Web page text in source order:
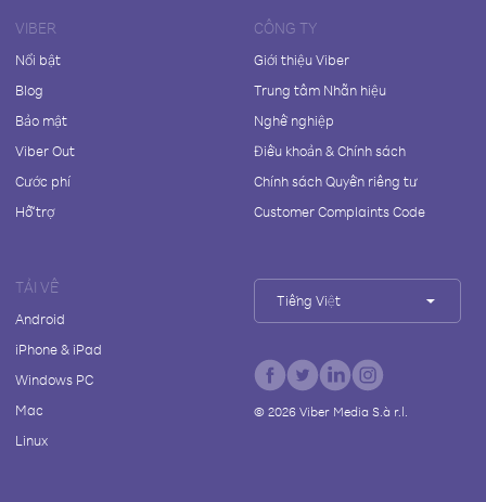
VIBER
Nổi bật
Blog
Bảo mật
Viber Out
Cước phí
Hỗ trợ
CÔNG TY
Giới thiệu Viber
Trung tâm Nhãn hiệu
Nghề nghiệp
Điều khoản & Chính sách
Chính sách Quyền riêng tư
Customer Complaints Code
TẢI VỀ
Android
iPhone & iPad
Windows PC
Mac
Linux
Tiếng Việt
© 2026Viber Media S.à r.l.